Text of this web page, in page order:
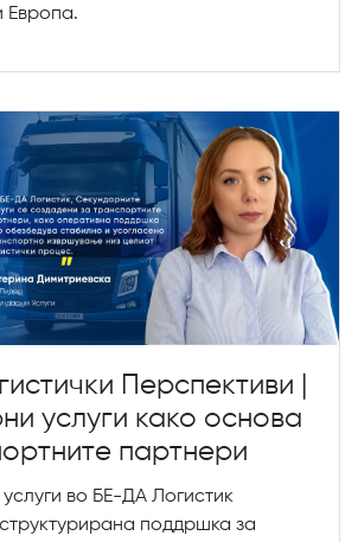
Европа.
Перспективи |
услуги како основа
партнери
во БЕ-ДА Логистик
поддршка за